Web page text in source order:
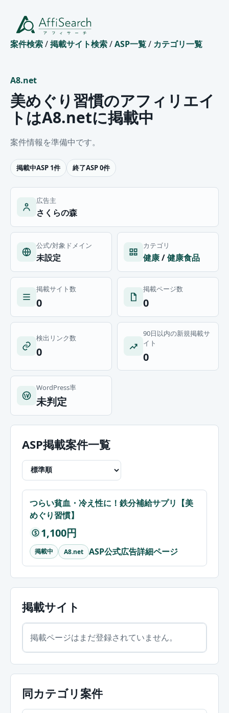
案件検索/掲載サイト検索/ASP一覧/ カテゴリ一覧
A8.net
美めぐり習慣のアフィリエイ
トはA8.netに掲載中
案件情報を準備中です。
掲載中ASP 1件 終了ASP 0件
広告主
さくらの森
公式/対象ドメイン
未設定
カテゴリ
健康/健康食品
掲載サイト数
0
掲載ページ数
0
検出リンク数
0
90日以内の新規掲載サ
イト
0
WordPress率
未判定
ASP掲載案件一覧
つらい貧血・冷え性に！鉄分補給サプリ【美
めぐり習慣】
$ 1,100円
掲載中 A8.net ASP公式広告詳細ページ
掲載サイト
掲載ページはまだ登録されていません。
同カテゴリ案件